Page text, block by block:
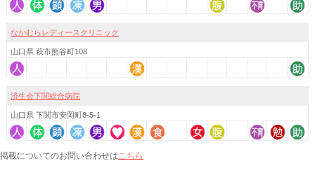
なかむらレディースクリニック
山口県 萩市熊谷町108
済生会下関総合病院
山口県 下関市安岡町8-5-1
掲載についてのお問い合わせは こちら